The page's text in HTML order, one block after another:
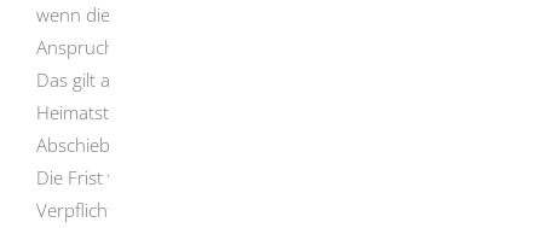
wenn die Aufwendungen auf einem gesetzlichen
Anspruch des Ausländers beruhen.
Das gilt auch für eine eventuelle Rückreise in den
Heimatstaat (Ausreise- beziehungsweise
Abschiebungskosten).
Die Frist von fünf Jahren beginnt mit der durch die
Verpflichtungserklärung ermöglichten Einreise des